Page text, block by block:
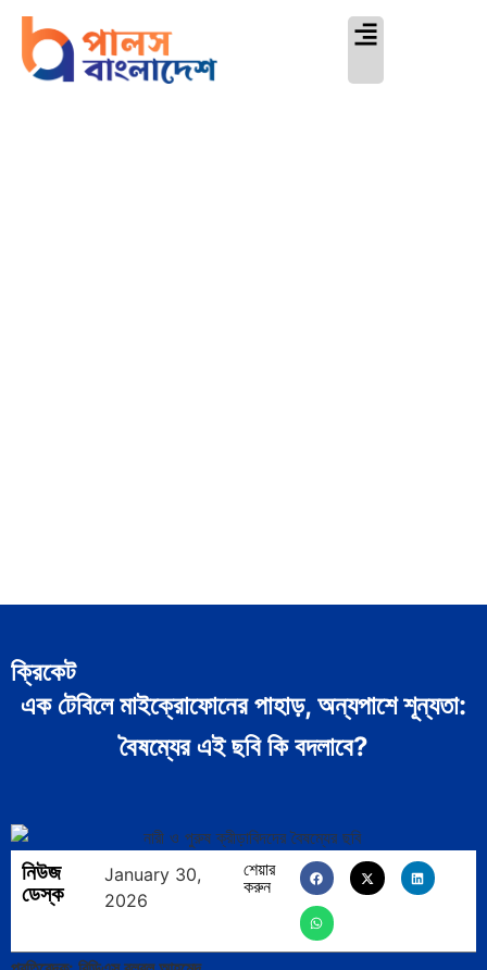
ক্রিকেট
এক টেবিলে মাইক্রোফোনের পাহাড়, অন্যপাশে শূন্যতা:
বৈষম্যের এই ছবি কি বদলাবে?
নিউজ
ডেস্ক
January 30,
2026
শেয়ার
করুন